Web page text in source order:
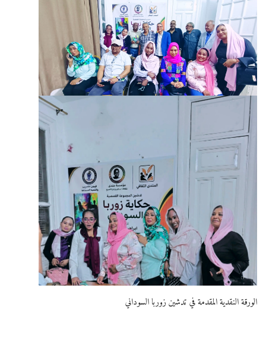
الورقة النقدية المقدمة في تدشين زوربا السوداني